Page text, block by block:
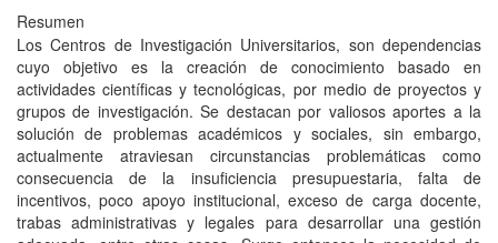
Resumen
Los Centros de Investigación Universitarios, son dependencias
cuyo objetivo es la creación de conocimiento basado en
actividades científicas y tecnológicas, por medio de proyectos y
grupos de investigación. Se destacan por valiosos aportes a la
solución de problemas académicos y sociales, sin embargo,
actualmente atraviesan circunstancias problemáticas como
consecuencia de la insuficiencia presupuestaria, falta de
incentivos, poco apoyo institucional, exceso de carga docente,
trabas administrativas y legales para desarrollar una gestión